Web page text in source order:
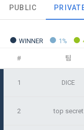
1."사이트"라 함은 "
또는 "회사"가 운영하
2. "서비스"라 함은 “
등 국내의 개인정보
1. 개인정보처리방침
데이콘이 어떤 정보
며, 필요에 따라 누구
적을 달성한 정보를
의 의사에 따라 동의
동의를 거부 하시더
에 제한이 되지 않습
단, 할인, 이벤트 및
PUBLIC
WINNER 1%
# 팀
1 DICE
2 top secret